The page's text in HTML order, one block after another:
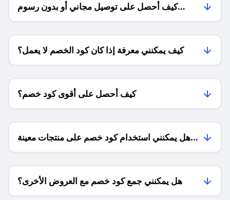
كيف أحصل على توصيل مجاني أو بدون رسوم
الشحن ؟
كيف يمكنني معرفة إذا كان كود الخصم لا يعمل؟
كيف أحصل على أقوى كود خصم؟
هل يمكنني استخدام كود خصم على منتجات معينة
فقط؟
هل يمكنني جمع كود خصم مع العروض الأخرى؟